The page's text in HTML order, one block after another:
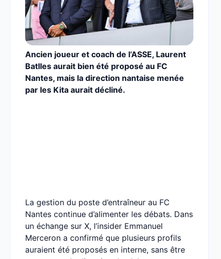
Ancien joueur et coach de l’ASSE, Laurent
Batlles aurait bien été proposé au FC
Nantes, mais la direction nantaise menée
par les Kita aurait décliné.
La gestion du poste d’entraîneur au FC
Nantes continue d’alimenter les débats. Dans
un échange sur X, l’insider Emmanuel
Merceron a confirmé que plusieurs profils
auraient été proposés en interne, sans être